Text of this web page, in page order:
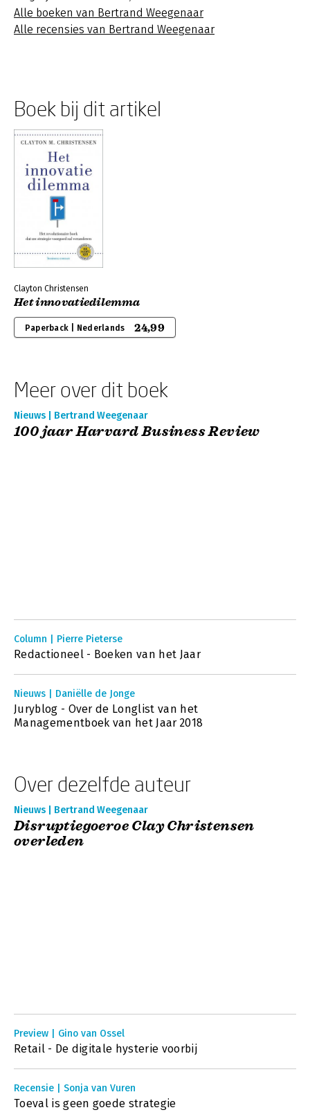
Alle boeken van Bertrand Weegenaar
Alle recensies van Bertrand Weegenaar
Boek bij dit artikel
Clayton Christensen
Het innovatiedilemma
Paperback | Nederlands 24,99
Meer over dit boek
Nieuws | Bertrand Weegenaar
100 jaar Harvard Business Review
Column | Pierre Pieterse
Redactioneel - Boeken van het Jaar
Nieuws | Daniëlle de Jonge
Juryblog - Over de Longlist van het
Managementboek van het Jaar 2018
Over dezelfde auteur
Nieuws | Bertrand Weegenaar
Disruptiegoeroe Clay Christensen
overleden
Preview | Gino van Ossel
Retail - De digitale hysterie voorbij
Recensie | Sonja van Vuren
Toeval is geen goede strategie